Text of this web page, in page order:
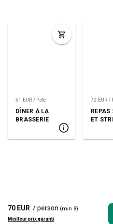
51 EUR / Pote
DÎNER À LA
BRASSERIE
72 EUR /
REPAS
ET
70 EUR / person (min 8)
Meilleur prix garanti